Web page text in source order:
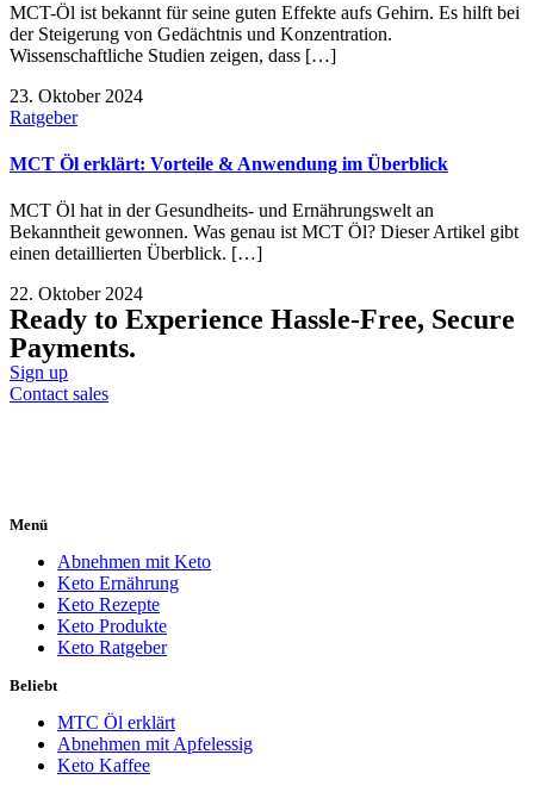
MCT-Öl ist bekannt für seine guten Effekte aufs Gehirn. Es hilft bei
der Steigerung von Gedächtnis und Konzentration.
Wissenschaftliche Studien zeigen, dass […]
23. Oktober 2024
Ratgeber
MCT Öl erklärt: Vorteile & Anwendung im Überblick
MCT Öl hat in der Gesundheits- und Ernährungswelt an
Bekanntheit gewonnen. Was genau ist MCT Öl? Dieser Artikel gibt
einen detaillierten Überblick. […]
22. Oktober 2024
Ready to Experience Hassle-Free, Secure
Payments.
Sign up
Contact sales
Menü
Abnehmen mit Keto
Keto Ernährung
Keto Rezepte
Keto Produkte
Keto Ratgeber
Beliebt
MTC Öl erklärt
Abnehmen mit Apfelessig
Keto Kaffee